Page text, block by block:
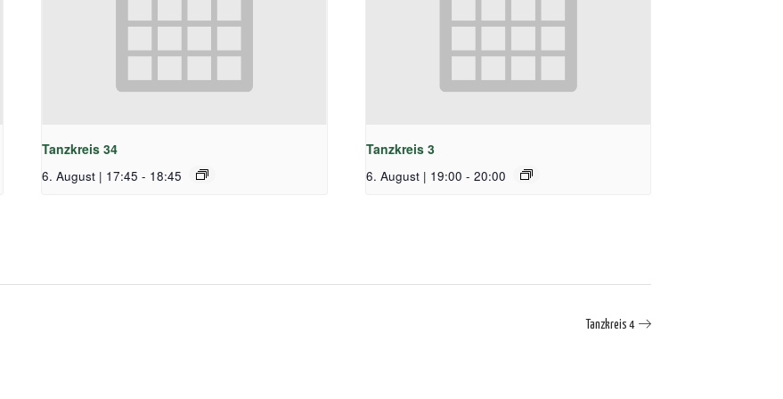
Tanzkreis 34
6. August | 17:45 - 18:45
Tanzkreis 3
6. August | 19:00 - 20:00
Tanzkreis 4